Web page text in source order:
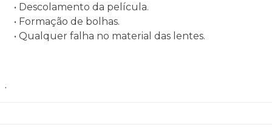
• Descolamento da película.
• Formação de bolhas.
• Qualquer falha no material das lentes.
.